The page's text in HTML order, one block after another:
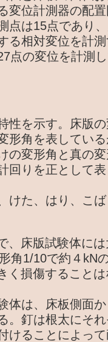
変位計測器の配
点は15点であり
る相対変位を計
点の変位を計測
性を示す。床版
形角を表してい
の変形角と真の
回りを正として
けた、はり、こ
、床版試験体に
角1/10で約４kN
く損傷すること
体は、床板側面
。釘は根太にそ
けることによっ